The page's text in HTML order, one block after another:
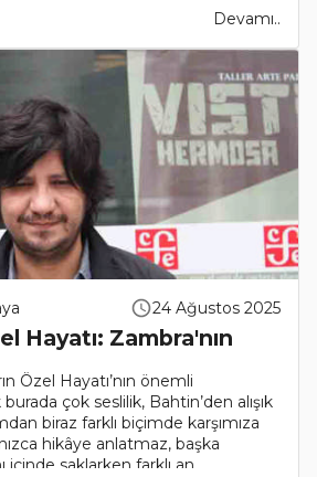
Devamı..
24 Ağustos 2025
Hayatı: Zambra'nın
Özel Hayatı’nın önemli
çok seslilik, Bahtin’den alışık
biraz farklı biçimde karşımıza
hikâye anlatmaz, başka
içinde saklarken farklı an..